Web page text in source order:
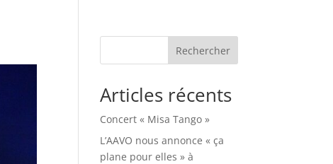
Rechercher
Articles récents
Concert « Misa Tango »
L’AAVO nous annonce « ça
plane pour elles » à